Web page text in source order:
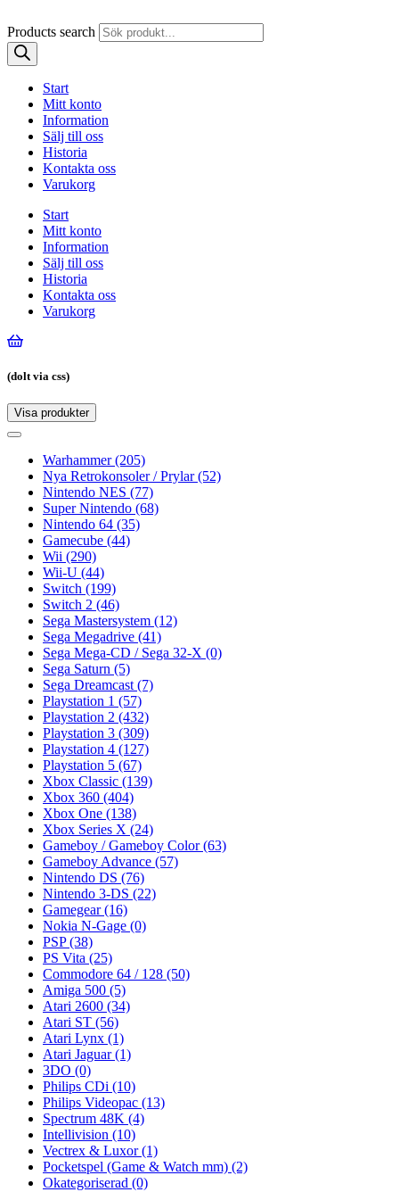
Products search
Start
Mitt konto
Information
Sälj till oss
Historia
Kontakta oss
Varukorg
Start
Mitt konto
Information
Sälj till oss
Historia
Kontakta oss
Varukorg
(dolt via css)
Visa produkter
Toggle
Toggle
navigationWarhammer(205)
Nya Retrokonsoler / Prylar(52)
Nintendo NES (77)
Super Nintendo (68)
Nintendo 64 (35)
Gamecube (44)
Wii (290)
Wii-U (44)
Switch (199)
Switch 2 (46)
Sega Mastersystem (12)
Sega Megadrive (41)
Sega Mega-CD / Sega 32-X (0)
Sega Saturn (5)
Sega Dreamcast (7)
Playstation 1 (57)
Playstation 2 (432)
Playstation 3 (309)
Playstation 4 (127)
Playstation 5 (67)
Xbox Classic (139)
Xbox 360 (404)
Xbox One (138)
Xbox Series X (24)
Gameboy / Gameboy Color(63)
Gameboy Advance (57)
Nintendo DS (76)
Nintendo 3-DS (22)
Gamegear(16)
Nokia N-Gage (0)
PSP(38)
PS Vita (25)
Commodore 64 / 128 (50)
Amiga 500 (5)
Atari 2600 (34)
Atari ST (56)
Atari Lynx (1)
Atari Jaguar(1)
3DO (0)
Philips CDi (10)
Philips Videopac (13)
Spectrum 48K (4)
Intellivision (10)
Vectrex & Luxor(1)
Pocketspel (Game & Watch mm) (2)
Okategoriserad (0)